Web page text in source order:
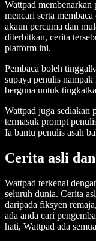
Wattpad membenarkan
mencari serta
akaun percuma dan
diterbitkan, cerita
platform ini.
Pembaca boleh
supaya penulis
berguna untuk
Wattpad juga sediakan
termasuk prompt
Ia bantu penulis asah
Cerita asli
Wattpad terkenal
seluruh dunia. Cerita
daripada fiksyen
ada anda cari
hati, Wattpad ada